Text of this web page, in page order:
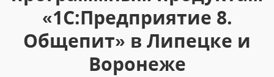
«1С:Предприятие 8.
Общепит» в Липецке и
Воронеже